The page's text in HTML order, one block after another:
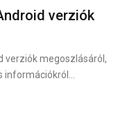
verziók
verziók megoszlásáról,
információkról…